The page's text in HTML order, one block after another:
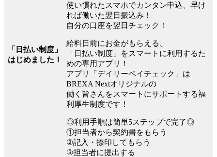
「日払い制度」
はじめました！
使い慣れたスマホでカンタン申込、早け
れば働いた翌日振込み！
自分の口座を翌日チェック！
給料日前にお金がもらえる、
「日払い制度」をスマートに利用するた
めの専用アプリ！
アプリ「デイリーペイチェック」は
BREXA Nextオリジナルの
働く皆さんをスマートにサポートする福
利厚生制度です！
◎利用手順は簡単5ステップで完了◎
①担当者から契約書をもらう
②記入・捺印してもらう
③担当者に提出する